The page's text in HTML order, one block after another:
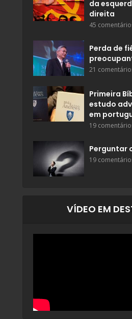
da
direita
45
Perda de
21
Primeira
estudo
em
19
Perguntar
19
VÍDEO EM